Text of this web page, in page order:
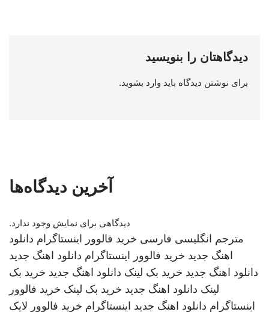
دیدگاهتان را بنویسید
برای نوشتن دیدگاه باید وارد بشوید.
آخرین دیدگاه‌ها
دیدگاهی برای نمایش وجود ندارد.
مترجم انگلیسی فارسی خرید فالوور اینستاگرام دانلود
اهنگ جدید خرید فالوور اینستاگرام دانلود اهنگ جدید
دانلود اهنگ جدید خرید بک لینک دانلود اهنگ جدید خرید بک
لینک دانلود اهنگ جدید خرید بک لینک خرید فالوور
اینستاگرام دانلود اهنگ جدید اینستاگرام خرید فالوور لایک